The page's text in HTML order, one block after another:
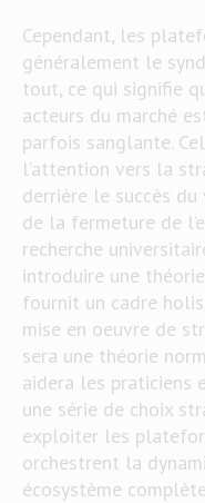
Cependant, les
généralement le
tout, ce qui signifie
acteurs du marché
parfois sanglante.
l’attention vers la
derrière le succès du
de la fermeture de
recherche
introduire une
fournit un cadre
mise en oeuvre de
sera une théorie
aidera les praticiens
une série de choix
exploiter les
orchestrent la
écosystème